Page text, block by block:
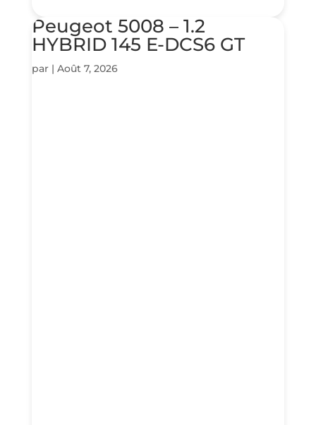
Peugeot 5008 – 1.2
HYBRID 145 E-DCS6 GT
par | Août 7, 2026